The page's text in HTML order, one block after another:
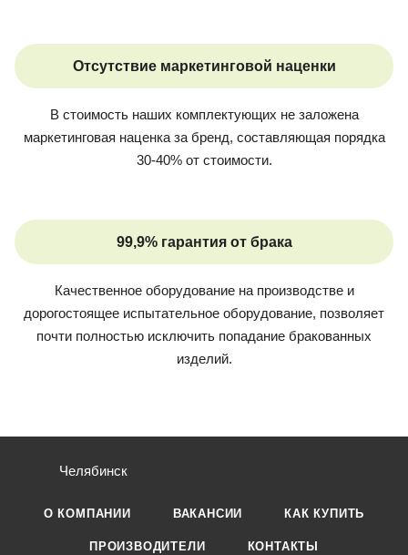
Отсутствие маркетинговой наценки
В стоимость наших комплектующих не заложена
маркетинговая наценка за бренд, составляющая порядка
30-40% от стоимости.
99,9% гарантия от брака
Качественное оборудование на производстве и
дорогостоящее испытательное оборудование, позволяет
почти полностью исключить попадание бракованных
изделий.
Челябинск
О КОМПАНИИ ВАКАНСИИ КАК КУПИТЬ
ПРОИЗВОДИТЕЛИ КОНТАКТЫ